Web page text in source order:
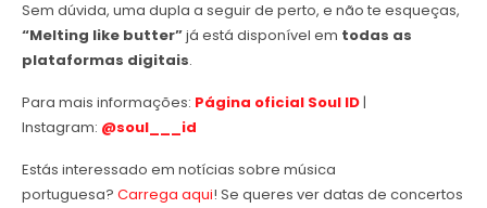
Sem dúvida, uma dupla a seguir de perto, e não te esqueças,
“Melting like butter”já está disponível em todas as
plataformas digitais.
Para mais informações: Página oficial Soul ID|
Instagram: @soul___id
Estás interessado em notícias sobre música
portuguesa? Carrega aqui! Se queres ver datas de concertos